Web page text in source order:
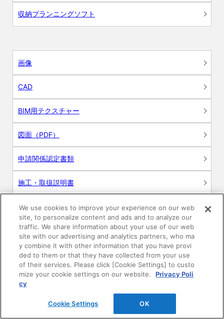
収納プランニングソフト
画像
CAD
BIM用テクスチャー
図面（PDF）
申請関係認定書類
施工・取扱説明書
動画
シミュレーションツール
24時間換気システム〈エアスマート〉
簡易設計見積ソフト
R&Dセンター環境測定・分析サービス
商品マスター申し込み
We use cookies to improve your experience on our web
site, to personalize content and ads and to analyze our
traffic. We share information about your use of our web
site with our advertising and analytics partners, who ma
y combine it with other information that you have provi
ded to them or that they have collected from your use
of their services. Please click [Cookie Settings] to custo
mize your cookie settings on our website.
Privacy Poli
cy
Cookie Settings OK